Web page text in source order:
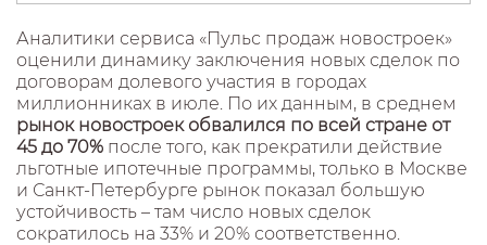
Аналитики сервиса «Пульс продаж новостроек»
оценили динамику заключения новых сделок по
договорам долевого участия в городах
миллионниках в июле. По их данным, в среднем
рынок новостроек обвалился по всей стране от
45 до 70% после того, как прекратили действие
льготные ипотечные программы, только в Москве
и Санкт-Петербурге рынок показал большую
устойчивость – там число новых сделок
сократилось на 33% и 20% соответственно.